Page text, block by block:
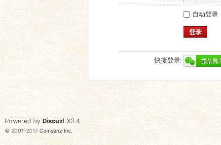
自动登录
登录
快捷登录:
Powered by Discuz! X3.4
© 2001-2017 Comsenz Inc.